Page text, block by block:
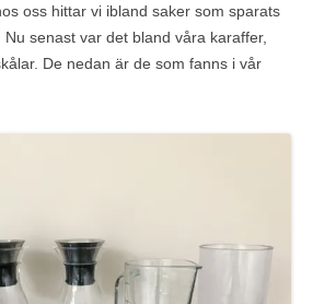
oss hittar vi ibland saker som sparats
senast var det bland våra karaffer,
De nedan är de som fanns i vår